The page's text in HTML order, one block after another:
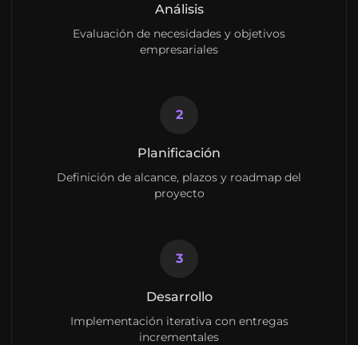
Análisis
Evaluación de necesidades y objetivos
empresariales
2
Planificación
Definición de alcance, plazos y roadmap del
proyecto
3
Desarrollo
Implementación iterativa con entregas
incrementales